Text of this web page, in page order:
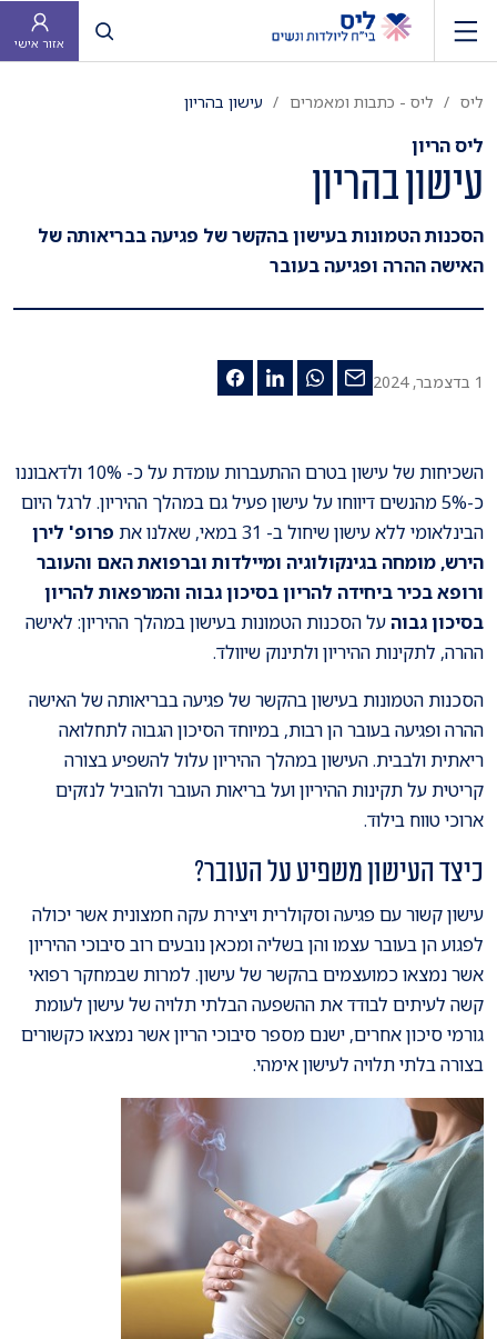
פתח חיפוש
אזור אישי
ליס ליס - כתבות ומאמרים עישון בהריון
ליס הריון
עישון בהריון
הסכנות הטמונות בעישון בהקשר של פגיעה בבריאותה של
האישה ההרה ופגיעה בעובר
1 בדצמבר, 2024
השכיחות של עישון בטרם ההתעברות עומדת על כ- 10% ולדאבוננו
כ-5% מהנשים דיווחו על עישון פעיל גם במהלך ההיריון. לרגל היום
הבינלאומי ללא עישון שיחול ב- 31 במאי, שאלנו את
פרופ' לירן
הירש, מומחה בגינקולוגיה ומיילדות וברפואת האם והעובר
ורופא בכיר ביחידה להריון בסיכון גבוה והמרפאות להריון
בסיכון גבוהעל הסכנות הטמונות בעישון במהלך ההיריון: לאישה
ההרה, לתקינות ההיריון ולתינוק שיוולד.
הסכנות הטמונות בעישון בהקשר של פגיעה בבריאותה של האישה
ההרה ופגיעה בעובר הן רבות, במיוחד הסיכון הגבוה לתחלואה
ריאתית ולבבית. העישון במהלך ההיריון עלול להשפיע בצורה
קריטית על תקינות ההיריון ועל בריאות העובר ולהוביל לנזקים
ארוכי טווח בילוד.
כיצד העישון משפיע על העובר?
עישון קשור עם פגיעה וסקולרית ויצירת עקה חמצונית אשר יכולה
לפגוע הן בעובר עצמו והן בשליה ומכאן נובעים רוב סיבוכי ההיריון
אשר נמצאו כמועצמים בהקשר של עישון. למרות שבמחקר רפואי
קשה לעיתים לבודד את ההשפעה הבלתי תלויה של עישון לעומת
גורמי סיכון אחרים, ישנם מספר סיבוכי הריון אשר נמצאו כקשורים
בצורה בלתי תלויה לעישון אימהי.